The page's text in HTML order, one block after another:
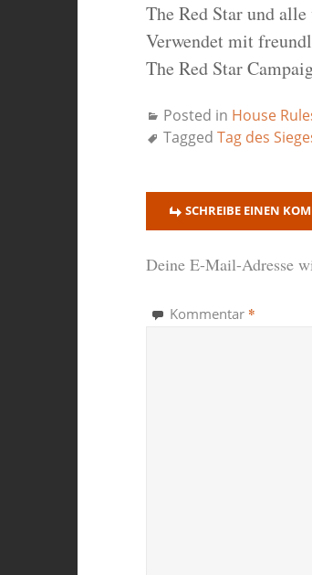
The Red Star und
Verwendet mit
The Red Star
Posted in House
Tagged Tag des
SCHREIBE EINEN
Deine E-Mail-Adresse
Kommentar *